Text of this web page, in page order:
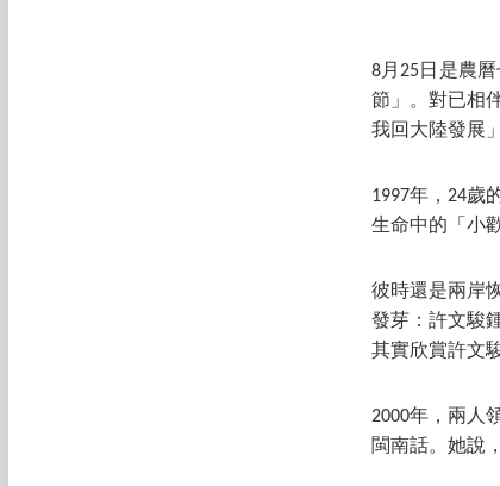
8月25日是農
節」。對已相
我回大陸發展
1997年，24歲
生命中的「小
彼時還是兩岸
發芽：許文駿
其實欣賞許文
2000年，兩人
閩南話。她說